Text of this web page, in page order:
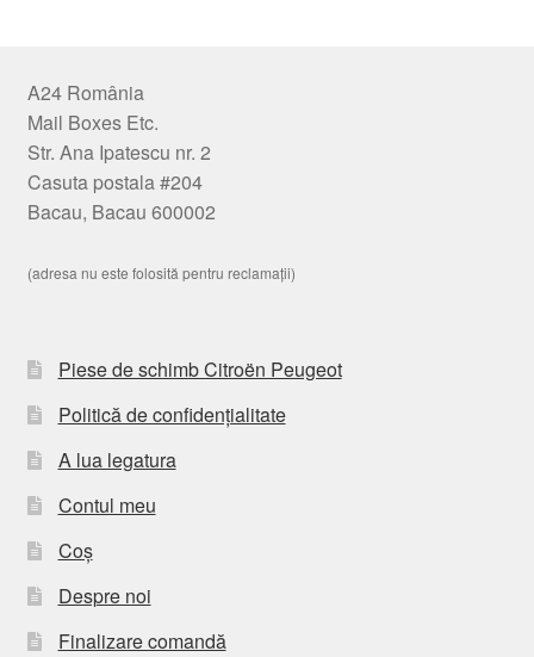
A24 România
Mail Boxes Etc.
Str. Ana Ipatescu nr. 2
Casuta postala #204
Bacau, Bacau 600002
(adresa nu este folosită pentru reclamații)
Piese de schimb Citroën Peugeot
Politică de confidențialitate
A lua legatura
Contul meu
Coș
Despre noi
Finalizare comandă